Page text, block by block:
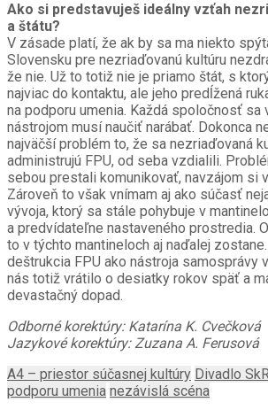
Ako si predstavuješ ideálny vzťah
a štátu?
V zásade platí, že ak by sa ma niekto
Slovensku pre nezriaďovanú kultúru
že nie. Už to totiž nie je priamo štát, s
najviac do kontaktu, ale jeho predĺžená
na podporu umenia. Každá spoločnosť sa
nástrojom musí naučiť narábať. Dokonca
najväčší problém to, že sa nezriaďovaná
administrujú FPU, od seba vzdialili.
sebou prestali komunikovať, navzájom si
Zároveň to však vnímam aj ako súčasť
vývoja, ktorý sa stále pohybuje v
a predvídateľne nastaveného prostredia.
to v týchto mantineloch aj naďalej
deštrukcia FPU ako nástroja samosprávy
nás totiž vrátilo o desiatky rokov späť a
devastačný dopad.
Odborné korektúry: Katarína K. Cvečková
Jazykové korektúry: Zuzana A. Ferusová
A4 – priestor súčasnej kultúry Divadlo
podporu umenia nezávislá scéna